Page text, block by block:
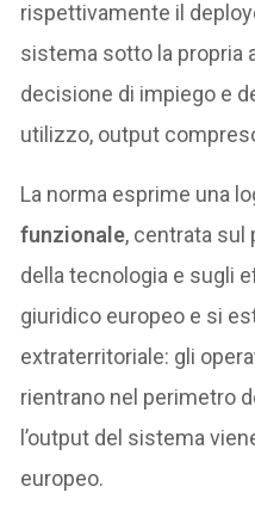
rispettivamente il
sistema sotto la propria
decisione di impiego e
utilizzo, output
La norma esprime una
funzionale, centrata
della tecnologia e sugli
giuridico europeo e si
extraterritoriale: gli
rientrano nel perimetro
l’output del sistema
europeo.